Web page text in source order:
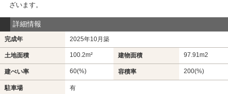
ざいます。
詳細情報
完成年 2025年10月築
土地面積 100.2m² 建物面積 97.91m2
建ぺい率 60(%) 容積率 200(%)
駐車場 有